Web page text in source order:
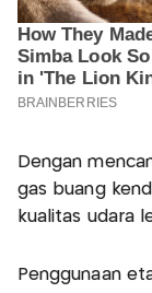
Dengan
gas buang
kualitas udara
Penggunaan